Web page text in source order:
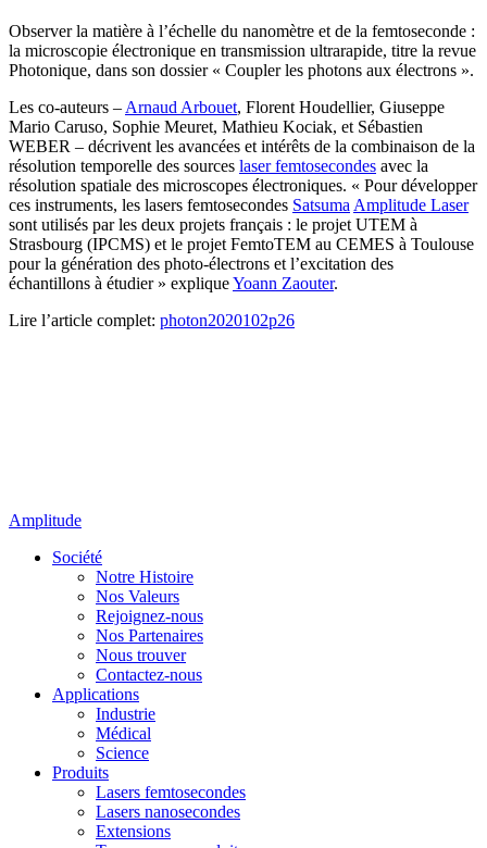
Observer la matière à l’échelle du nanomètre et de la femtoseconde :
la microscopie électronique en transmission ultrarapide, titre la revue
Photonique, dans son dossier « Coupler les photons aux électrons ».
Les co-auteurs – Arnaud Arbouet, Florent Houdellier, Giuseppe
Mario Caruso, Sophie Meuret, Mathieu Kociak, et Sébastien
WEBER – décrivent les avancées et intérêts de la combinaison de la
résolution temporelle des sources laser femtosecondes avec la
résolution spatiale des microscopes électroniques. « Pour développer
ces instruments, les lasers femtosecondes Satsuma Amplitude Laser
sont utilisés par les deux projets français : le projet UTEM à
Strasbourg (IPCMS) et le projet FemtoTEM au CEMES à Toulouse
pour la génération des photo-électrons et l’excitation des
échantillons à étudier » expliqueYoann Zaouter.
Lire l’article complet: photon2020102p26
Amplitude
Société
Notre Histoire
Nos Valeurs
Rejoignez-nous
Nos Partenaires
Nous trouver
Contactez-nous
Applications
Industrie
Médical
Science
Produits
Lasers femtosecondes
Lasers nanosecondes
Extensions